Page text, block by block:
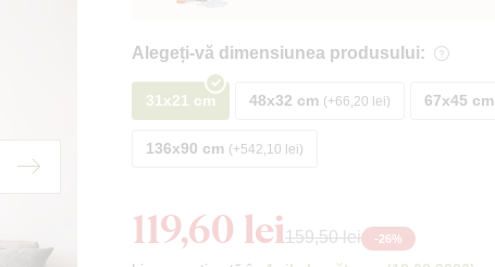
Alegeți-vă dimensiunea produsului:
31x21 cm 48x32 cm +66,20 lei 67x45 cm
136x90 cm +542,10 lei
119,60 lei159,50 lei -26%